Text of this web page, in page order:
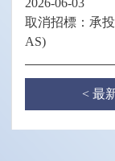
2026-06-03
取消招標：承
AS)
< 最